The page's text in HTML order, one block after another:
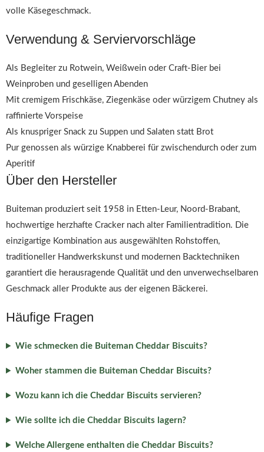
volle Käsegeschmack.
Verwendung & Serviervorschläge
Als Begleiter zu Rotwein, Weißwein oder Craft-Bier bei
Weinproben und geselligen Abenden
Mit cremigem Frischkäse, Ziegenkäse oder würzigem Chutney als
raffinierte Vorspeise
Als knuspriger Snack zu Suppen und Salaten statt Brot
Pur genossen als würzige Knabberei für zwischendurch oder zum
Aperitif
Über den Hersteller
Buiteman produziert seit 1958 in Etten-Leur, Noord-Brabant,
hochwertige herzhafte Cracker nach alter Familientradition. Die
einzigartige Kombination aus ausgewählten Rohstoffen,
traditioneller Handwerkskunst und modernen Backtechniken
garantiert die herausragende Qualität und den unverwechselbaren
Geschmack aller Produkte aus der eigenen Bäckerei.
Häufige Fragen
Wie schmecken die Buiteman Cheddar Biscuits?
Woher stammen die Buiteman Cheddar Biscuits?
Wozu kann ich die Cheddar Biscuits servieren?
Wie sollte ich die Cheddar Biscuits lagern?
Welche Allergene enthalten die Cheddar Biscuits?